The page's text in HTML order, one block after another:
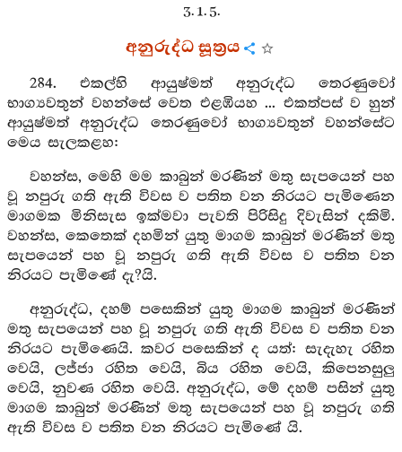
3. 1. 5.
අනුරුද්ධ සූත්‍රය
284. එකල්හි ආයුෂ්මත් අනුරුද්ධ තෙරණුවෝ
භාග්‍යවතුන් වහන්සේ වෙත එළඹියහ ... එකත්පස් ව හුන්
ආයුෂ්මත් අනුරුද්ධ තෙරණුවෝ භාග්‍යවතුන් වහන්සේට
මෙය සැලකළහ:
වහන්ස, මෙහි මම කාබුන් මරණින් මතු සැපයෙන් පහ
වූ නපුරු ගති ඇති විවස ව පතිත වන නිරයට පැමිණෙන
මාගමක මිනිසැස ඉක්මවා පැවති පිරිසිදු දිවැසින් දකිමි.
වහන්ස, කෙතෙක් දහමින් යුතු මාගම කාබුන් මරණින් මතු
සැපයෙන් පහ වූ නපුරු ගති ඇති විවස ව පතිත වන
නිරයට පැමිණේ දැ?යි.
අනුරුද්ධ, දහම් පසෙකින් යුතු මාගම කාබුන් මරණින්
මතු සැපයෙන් පහ වූ නපුරු ගති ඇති විවස ව පතිත වන
නිරයට පැමිණෙයි. කවර පසෙකින් ද යත්: සැදැහැ රහිත
වෙයි, ලජ්ජා රහිත වෙයි, බිය රහිත වෙයි, කිපෙනසුලු
වෙයි, නුවණ රහිත වෙයි. අනුරුද්ධ, මේ දහම් පසින් යුතු
මාගම කාබුන් මරණින් මතු සැපයෙන් පහ වූ නපුරු ගති
ඇති විවස ව පතිත වන නිරයට පැමිණේ යි.